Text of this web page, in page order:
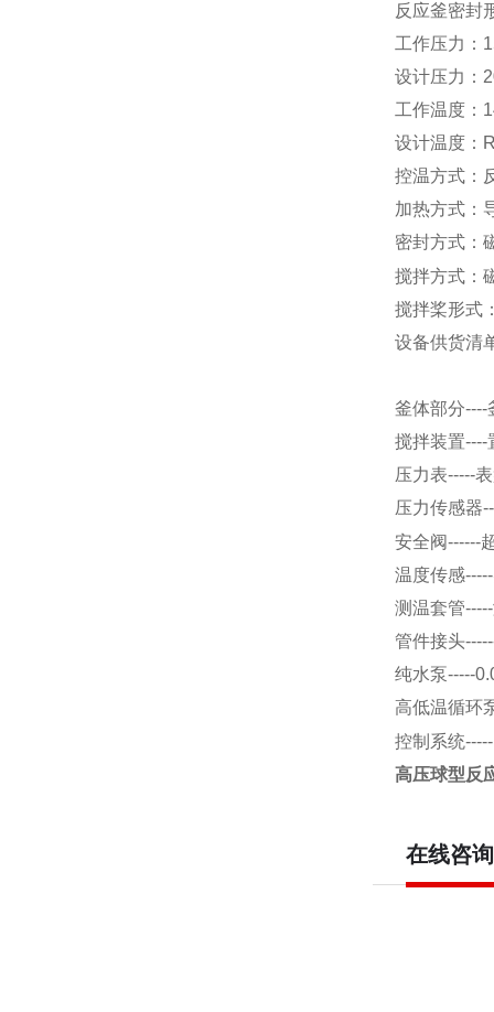
反应釜密封
工作压力：
设计压力：
工作温度：
设计温度：
控温方式：
加热方式：
密封方式：
搅拌方式：
搅拌桨形式
设备供货清
釜体部分----
搅拌装置----
压力表-----
压力传感器
安全阀------
温度传感-----
测温套管-----
管件接头
纯水泵-----
高低温循环
控制系统-----
高压球型反
在线咨询